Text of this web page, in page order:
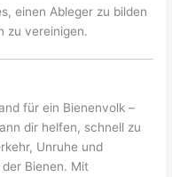
einen Ableger zu bilden
zu vereinigen.
für ein Bienenvolk –
dir helfen, schnell zu
Unruhe und
Bienen. Mit